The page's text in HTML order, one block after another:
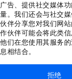
告、提供社交媒体
。我们还会与社交
伴分享您对我们网
伙伴可能会将此类
们在您使用其服务
相结合。
拒绝